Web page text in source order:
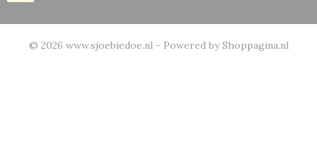
© 2026 www.sjoebiedoe.nl - Powered by Shoppagina.nl